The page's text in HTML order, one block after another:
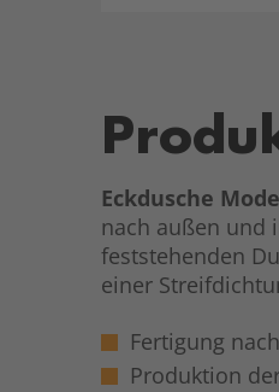
Eckdusche
nach außen und
feststehenden
einer
Fertigung
Produktion